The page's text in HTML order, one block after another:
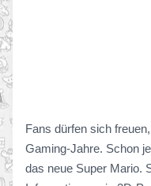
Fans dürfen sich
Gaming-Jahre. Schon
das neue Super Mario.